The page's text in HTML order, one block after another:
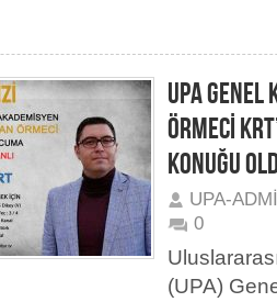
UPA GENEL
ÖRMECİ
KONUĞU
UPA-
0
(UPA)